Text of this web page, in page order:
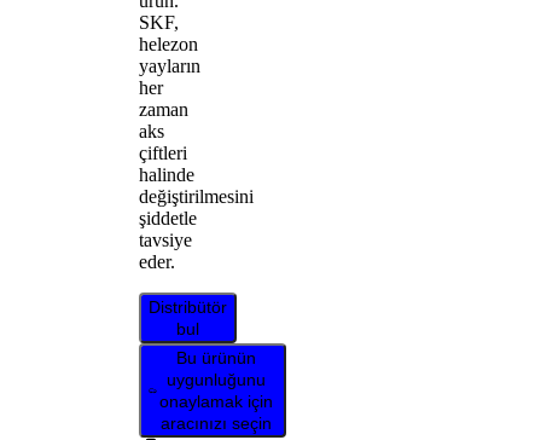
SKF,
helezon
yayların
her
zaman
aks
çiftleri
halinde
değiştirilmesini
şiddetle
tavsiye
eder.
Distribütör
bul
Bu ürünün
uygunluğunu
onaylamak için
aracınızı seçin